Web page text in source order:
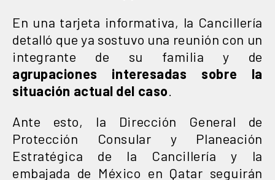
En una tarjeta informativa, la Cancillería
detalló que ya sostuvo una reunión con un
integrante de su familia y de
agrupaciones interesadas sobre la
situación actual del caso
Ante esto, la Dirección General de
Protección Consular y Planeación
Estratégica de la Cancillería y la
embajada de México en Qatar seguirán